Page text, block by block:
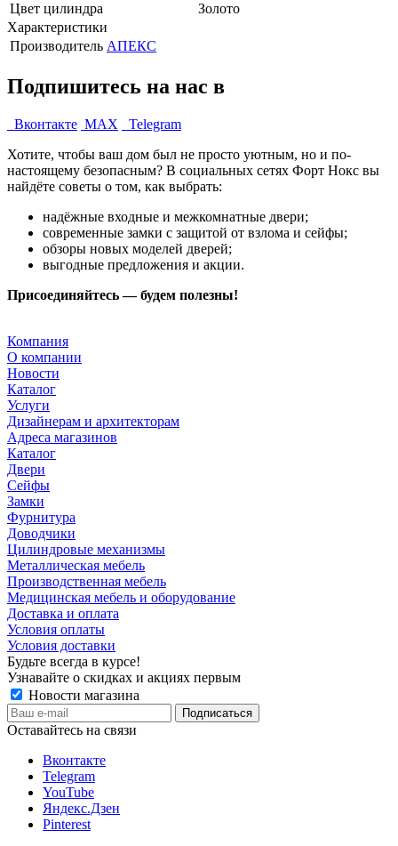
Цвет цилиндра
Золото
Характеристики
Производитель АПЕКС
Подпишитесь на нас в
Вконтакте MAX
Telegram
Хотите, чтобы ваш дом был не просто уютным, но и по-
настоящему безопасным? В социальных сетях Форт Нокс вы
найдёте советы о том, как выбрать:
надёжные входные и межкомнатные двери;
современные замки с защитой от взлома и сейфы;
обзоры новых моделей дверей;
выгодные предложения и акции.
Присоединяйтесь — будем полезны!
Компания
О компании
Новости
Каталог
Услуги
Дизайнерам и архитекторам
Адреса магазинов
Каталог
Двери
Сейфы
Замки
Фурнитура
Доводчики
Цилиндровые механизмы
Металлическая мебель
Производственная мебель
Медицинская мебель и оборудование
Доставка и оплата
Условия оплаты
Условия доставки
Будьте всегда в курсе!
Узнавайте о скидках и акциях первым
Новости магазина
Оставайтесь на связи
Вконтакте
Telegram
YouTube
Яндекс.Дзен
Pinterest